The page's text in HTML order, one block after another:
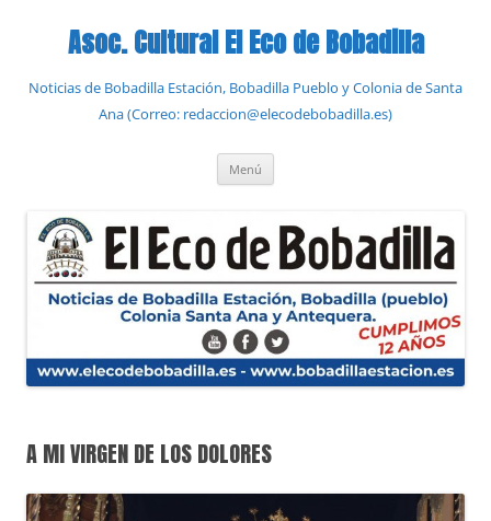
contenidoAsoc. Cultural El Eco de Bobadilla
Noticias de Bobadilla Estación, Bobadilla Pueblo y Colonia de Santa
Ana (Correo: redaccion@elecodebobadilla.es)
Menú
A MI VIRGEN DE LOS DOLORES